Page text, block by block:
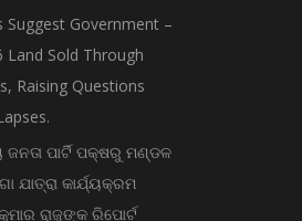
Suggest Government –
Land Sold Through
Raising Questions
ପାର୍ଟି ପକ୍ଷରୁ ମଣ୍ଡଳ
ଯାତ୍ରା କାର୍ଯ୍ୟକ୍ରମ
ରାଜୁଙ୍କ ରିପୋର୍ଟ